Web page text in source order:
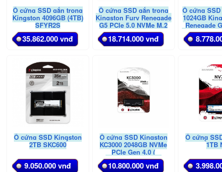
Ổ cứng SSD gắn trong
Kingston 4096GB (4TB)
SFYR2S
35.862.000 vnđ
Ổ cứng SSD gắn trong
Kingston Fury Renegade
G5 PCIe 5.0 NVMe M.2
2048GB SFYR2S/2T0
18.714.000 vnđ
Ổ cứng SSD
1024GB
Renegade
M.2 NVMe
Ổ cứng SSD Kingston
2TB SKC600
9.050.000 vnđ
Ổ cứng SSD Kingston
KC3000 2048GB NVMe
PCIe Gen 4.0 (
SKC3000D/2048G )
10.800.000 vnđ
Ổ cứng
1TB